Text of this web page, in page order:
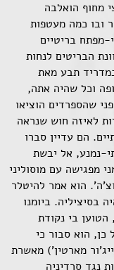
מחוף הואלבה
ובו כמה מעטפות
מפתח בריטיים
הבריטים לנחות
במדריד תבע מאת
וכל שהיה אתה,
שהספרדים הוציאו
לאיזה חוש שנראה
הם עדיין סברו
נמנע, אל יבשת
מפגישה עם מוסוליני
הוא אמר להיטלר
בסיציליה. ביומנו
בי נקודת
כן, הוא סבור כי
מארטין') מאשרת
נגד סרדיניה